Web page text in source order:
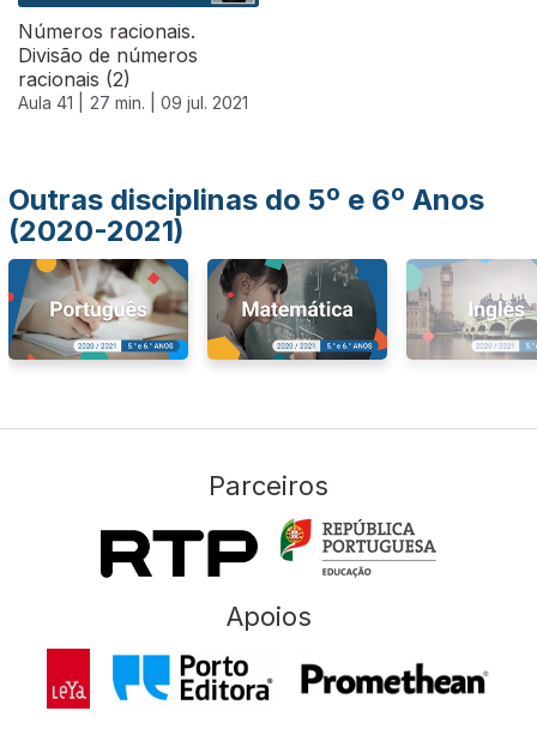
Números racionais.
Divisão de números
racionais (2)
Aula 41 | 27 min. | 09 jul. 2021
Outras disciplinas do 5º e 6º Anos
(2020-2021)
Parceiros
Apoios